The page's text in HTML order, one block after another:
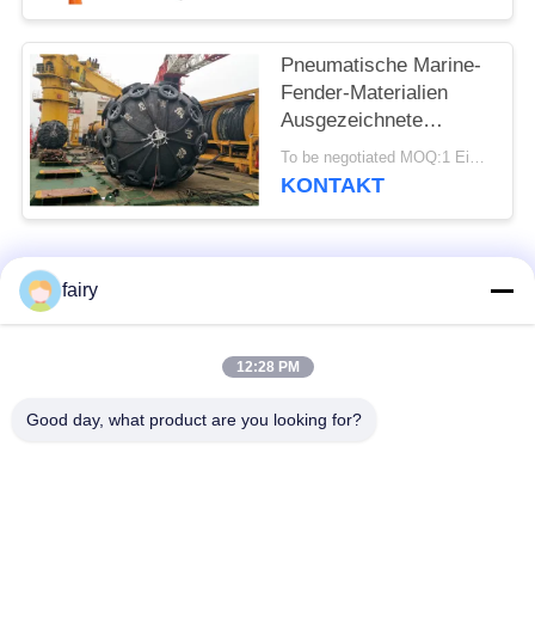
Pneumatische Marine-
Fender-Materialien
Ausgezeichnete
Polsterleistung für den
Schiffsschutz
To be negotiated MOQ:1 Einheit
KONTAKT
Beliebte Kategorien Alle
pneumatischer
fairy
12:28 PM
Good day, what product are you looking for?